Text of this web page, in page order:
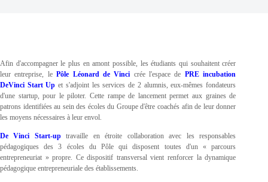
Afin d'accompagner le plus en amont possible, les étudiants qui souhaitent créer
leur entreprise, lePôle Léonard de Vinci crée l'espace de PRE incubation
DeVinci Start Up et s'adjoint les services de 2 alumnis, eux-mêmes fondateurs
d'une startup, pour le piloter. Cette rampe de lancement permet aux graines de
patrons identifiées au sein des écoles du Groupe d'être coachés afin de leur donner
les moyens nécessaires à leur envol.
De Vinci Start-uptravaille en étroite collaboration avec les responsables
pédagogiques des 3 écoles du Pôle qui disposent toutes d'un « parcours
entrepreneuriat » propre. Ce dispositif transversal vient renforcer la dynamique
pédagogique entrepreneuriale des établissements.